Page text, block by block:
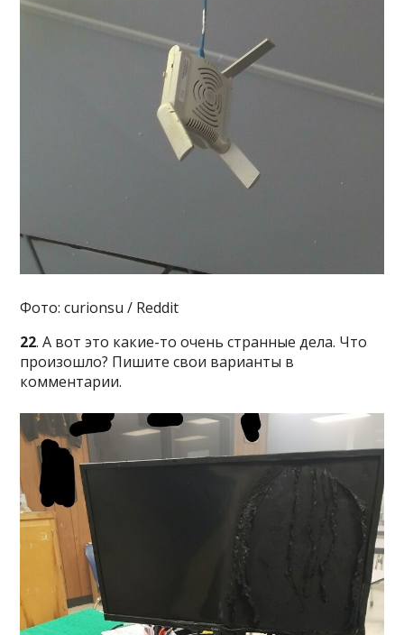
Фото: curionsu / Reddit
22. А вот это какие-то очень странные дела. Что
произошло? Пишите свои варианты в
комментарии.